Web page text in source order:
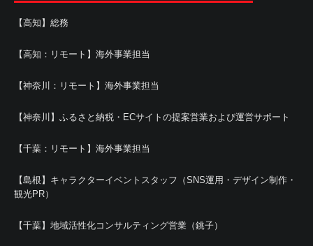
【高知】総務
【高知：リモート】海外事業担当
【神奈川：リモート】海外事業担当
【神奈川】ふるさと納税・ECサイトの提案営業および運営サポート
【千葉：リモート】海外事業担当
【島根】キャラクターイベントスタッフ（SNS運用・デザイン制作・
観光PR）
【千葉】地域活性化コンサルティング営業（銚子）